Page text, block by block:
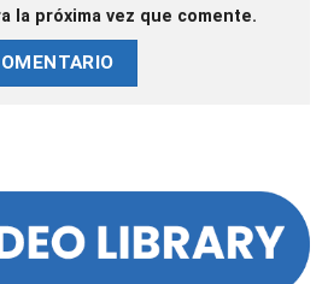
la próxima vez que comente.